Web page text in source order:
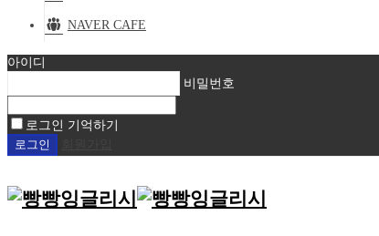
NAVER CAFE
아이디
비밀번호
로그인 기억하기